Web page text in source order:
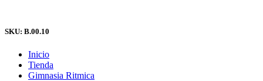
SKU: B.00.10
Inicio
Tienda
Gimnasia Ritmica